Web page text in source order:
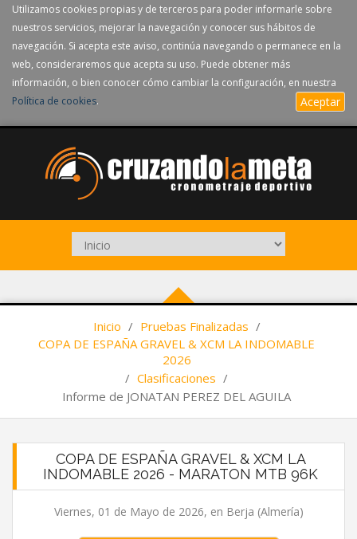
Utilizamos cookies propias y de terceros para poder informarle sobre
nuestros servicios, mejorar la navegación y conocer sus hábitos de
navegación. Si acepta este aviso, continúa navegando o permanece en la
web, consideraremos que acepta su uso. Puede obtener más
información, o bien conocer cómo cambiar la configuración, en nuestra
Política de cookies. Aceptar
Inicio / Pruebas Finalizadas /
COPA DE ESPAÑA GRAVEL & XCM LA INDOMABLE
2026
/ Clasificaciones /
Informe de JONATAN PEREZ DEL AGUILA
COPA DE ESPAÑA GRAVEL & XCM LA
INDOMABLE 2026 - MARATON MTB 96K
Viernes, 01 de Mayo de 2026, en Berja (Almería)